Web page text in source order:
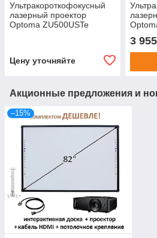
Ультракороткофокусный
лазерный проектор
Optoma ZU500USTe
Цену уточняйте
3
Акционные предложения и
–15%